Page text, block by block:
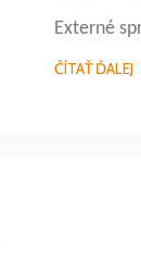
Externé
ČÍTAŤ ĎALEJ